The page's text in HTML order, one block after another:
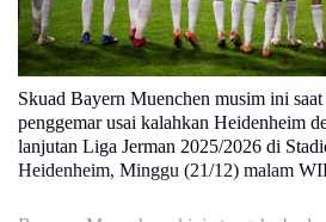
Skuad Bayern Muenchen musim ini saat
penggemar usai kalahkan Heidenheim
lanjutan Liga Jerman 2025/2026 di
Heidenheim, Minggu (21/12) malam